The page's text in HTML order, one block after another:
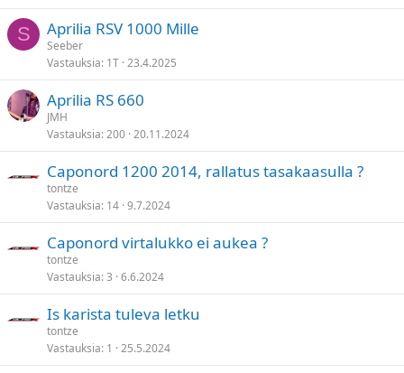
S Aprilia RSV 1000 Mille
Seeber
Vastauksia 1T 23.4.2025
Aprilia RS 660
JMH
Vastauksia 200 20.11.2024
Caponord 1200 2014, rallatus tasakaasulla ?
tontze
Vastauksia 14 9.7.2024
Caponord virtalukko ei aukea ?
tontze
Vastauksia 3 6.6.2024
Is karista tuleva letku
tontze
Vastauksia 1 25.5.2024